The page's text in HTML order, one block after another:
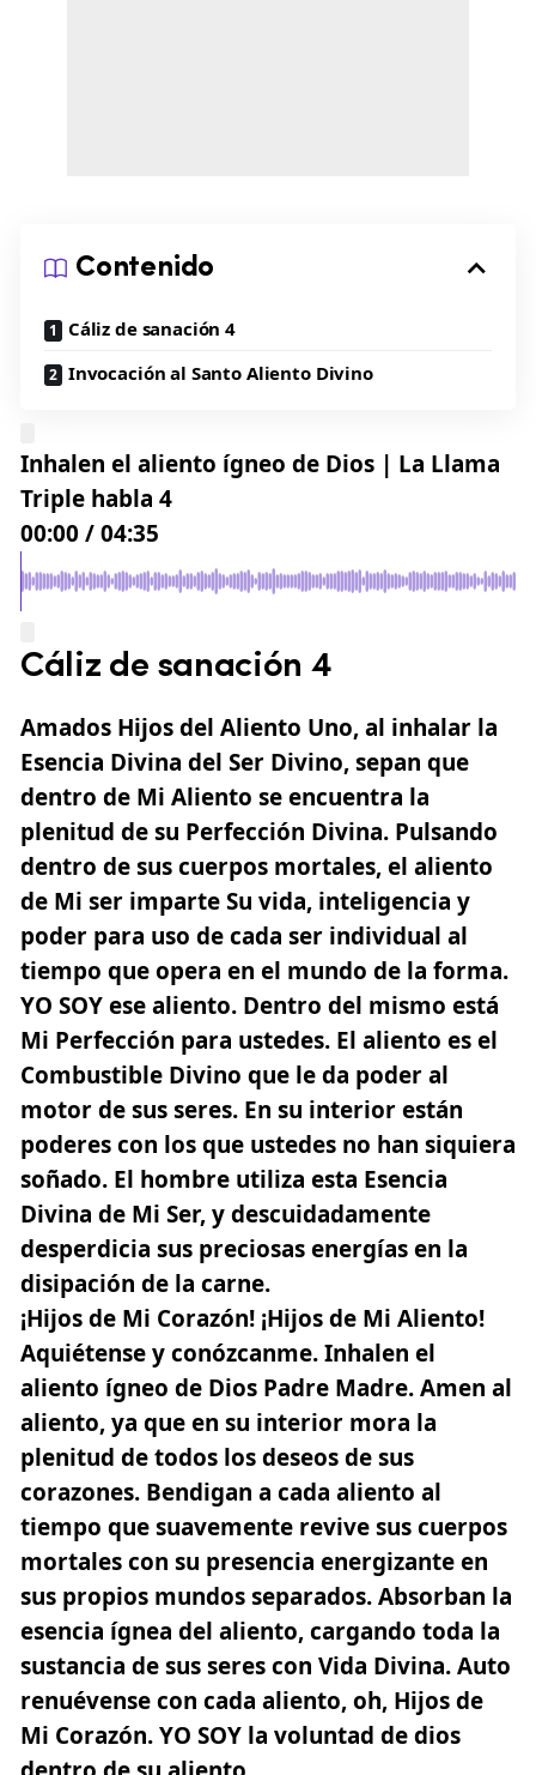
Contenido
Cáliz de sanación 4
Invocación al Santo Aliento Divino
Inhalen el aliento ígneo de Dios | La Llama
Triple habla 4
00:00 /04:35
Cáliz de sanación 4
Amados Hijos del Aliento Uno, al inhalar la
Esencia Divina del Ser Divino, sepan que
dentro de Mi Aliento se encuentra la
plenitud de su Perfección Divina. Pulsando
dentro de sus cuerpos mortales, el aliento
de Mi ser imparte Su vida, inteligencia y
poder para uso de cada ser individual al
tiempo que opera en el mundo de la forma.
YO SOYese aliento. Dentro del mismo está
Mi Perfección para ustedes. El aliento es el
Combustible Divino que le da poder al
motor de sus seres. En su interior están
poderes con los que ustedes no han siquiera
soñado. El hombre utiliza esta Esencia
Divina de Mi Ser, y descuidadamente
desperdicia sus preciosas energías en la
disipación de la carne.
¡Hijos de Mi Corazón! ¡Hijos de Mi Aliento!
Aquiétense y conózcanme. Inhalen el
aliento ígneo de Dios Padre Madre. Amen al
aliento, ya que en su interior mora la
plenitud de todos los deseos de sus
corazones. Bendigan a cada aliento al
tiempo que suavemente revive sus cuerpos
mortales con su presencia energizante en
sus propios mundos separados. Absorban la
esencia ígnea del aliento, cargando toda la
sustancia de sus seres con Vida Divina. Auto
renuévense con cada aliento, oh, Hijos de
Mi Corazón.YO SOY la voluntad de dios